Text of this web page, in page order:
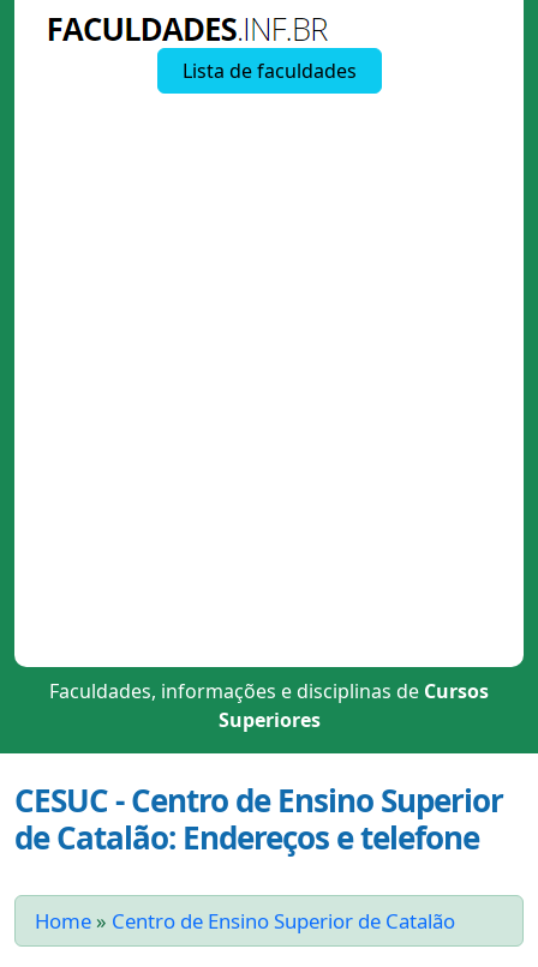
Lista de faculdades
Faculdades, informações e disciplinas de Cursos
Superiores
CESUC - Centro de Ensino Superior
de Catalão: Endereços e telefone
Home » Centro de Ensino Superior de Catalão